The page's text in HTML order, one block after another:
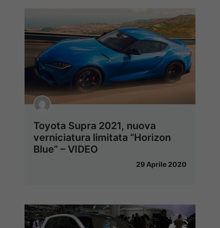
Toyota Supra 2021, nuova
verniciatura limitata “Horizon
Blue” – VIDEO
29 Aprile 2020